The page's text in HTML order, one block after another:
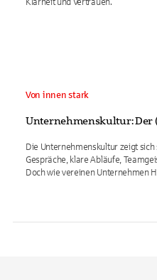
Klarheit und Vertrauen.
Von innen stark
Unternehmenskultur: Der
Die Unternehmenskultur zeigt
Gespräche, klare Abläufe,
Doch wie vereinen Unternehmen